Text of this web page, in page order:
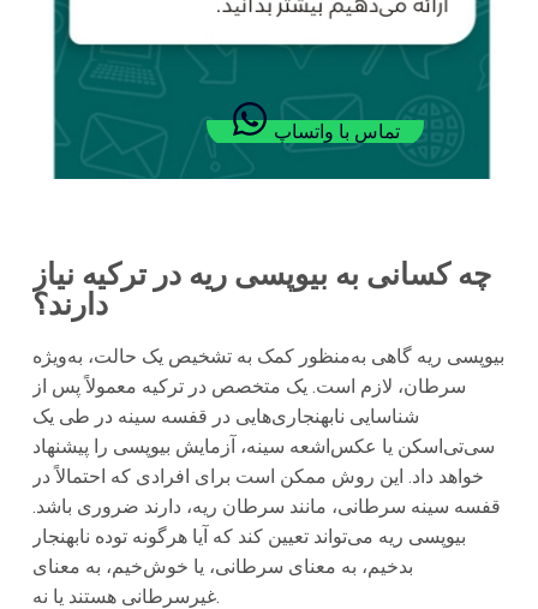
تماس با واتساپ
چه کسانی به بیوپسی ریه در ترکیه نیاز
دارند؟
بیوپسی ریه گاهی به‌منظور کمک به تشخیص یک حالت، به‌ویژه
سرطان، لازم است. یک متخصص در ترکیه معمولاً پس از
شناسایی نابهنجاری‌هایی در قفسه سینه در طی یک
سی‌تی‌اسکن یا عکس‌اشعه سینه، آزمایش بیوپسی را پیشنهاد
خواهد داد. این روش ممکن است برای افرادی که احتمالاً در
قفسه سینه سرطانی، مانند سرطان ریه، دارند ضروری باشد.
بیوپسی ریه می‌تواند تعیین کند که آیا هرگونه توده نابهنجار
بدخیم، به معنای سرطانی، یا خوش‌خیم، به معنای
غیرسرطانی هستند یا نه.